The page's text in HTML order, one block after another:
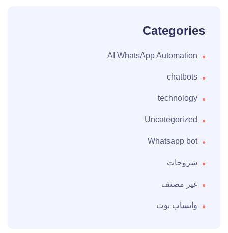
Categories
AI WhatsApp Automation
chatbots
technology
Uncategorized
Whatsapp bot
شروحات
غير مصنف
واتساب بوت